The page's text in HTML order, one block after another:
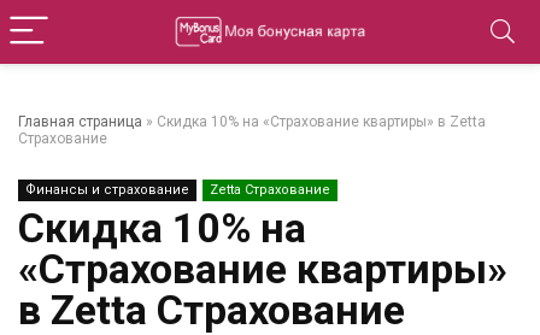
Главная страница » Скидка 10% на «Страхование квартиры» в Zetta
Страхование
Финансы и страхование Zetta Страхование
Скидка 10% на
«Страхование квартиры»
в Zetta Страхование